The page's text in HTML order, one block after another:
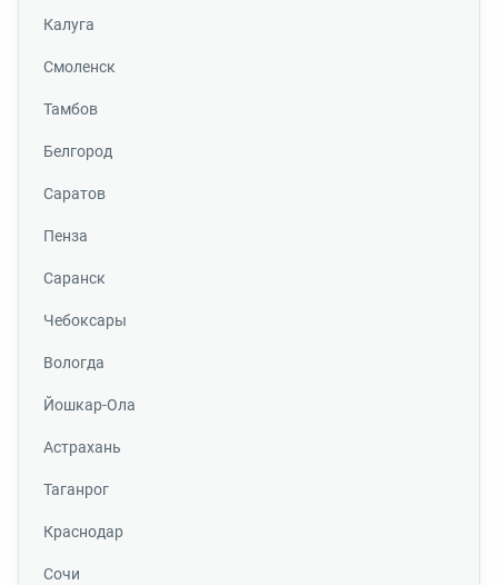
Калуга
Смоленск
Тамбов
Белгород
Саратов
Пенза
Саранск
Чебоксары
Вологда
Йошкар-Ола
Астрахань
Таганрог
Краснодар
Сочи